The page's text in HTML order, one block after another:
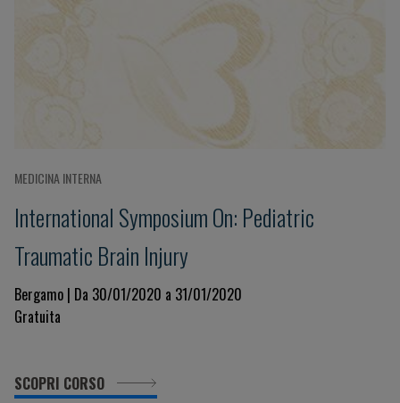
MEDICINA INTERNA
International Symposium On: Pediatric
Traumatic Brain Injury
Bergamo | Da 30/01/2020 a 31/01/2020
Gratuita
SCOPRI CORSO